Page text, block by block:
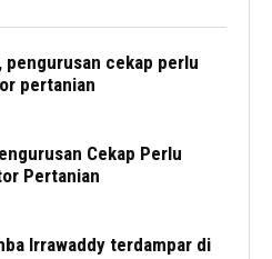
cekap perlu
pertanian
Cekap Perlu
Pertanian
Irrawaddy terdampar di